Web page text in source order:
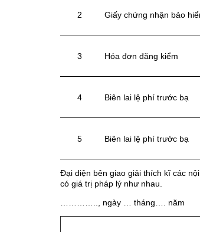
2 Giấy chứng nhận bảo
3 Hóa đơn đăng kiểm
4 Biên lai lệ phí trước bạ
5 Biên lai lệ phí trước bạ
Đại diện bên giao giải thích kĩ các
có giá trị pháp lý như nhau.
………….., ngày … tháng…. năm